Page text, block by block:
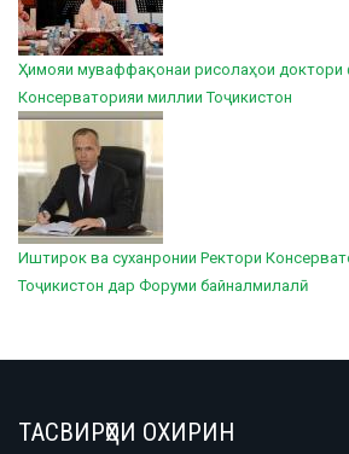
Ҳимояи муваффақонаи рисолаҳои доктори
Консерваторияи миллии Тоҷикистон
Иштирок ва суханронии Ректори
Тоҷикистон дар Форуми байналмилалӣ
ТАСВИРҲОИ ОХИРИН